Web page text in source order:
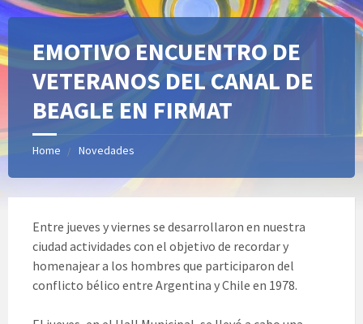
EMOTIVO ENCUENTRO DE
VETERANOS DEL CANAL DE
BEAGLE EN FIRMAT
Home Novedades
Entre jueves y viernes se desarrollaron en nuestra
ciudad actividades con el objetivo de recordar y
homenajear a los hombres que participaron del
conflicto bélico entre Argentina y Chile en 1978.